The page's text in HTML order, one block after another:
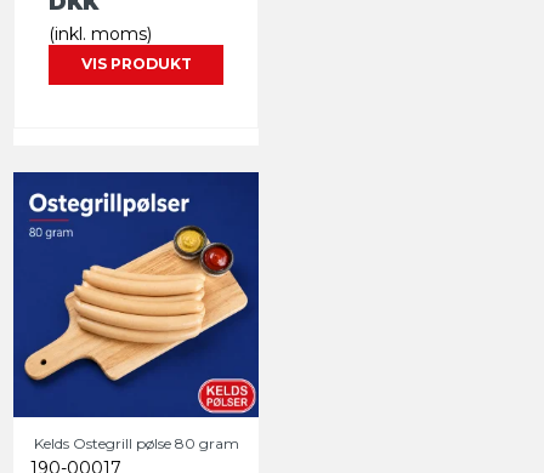
(inkl. moms)
VIS PRODUKT
Kelds Ostegrill pølse 80 gram
190-00017